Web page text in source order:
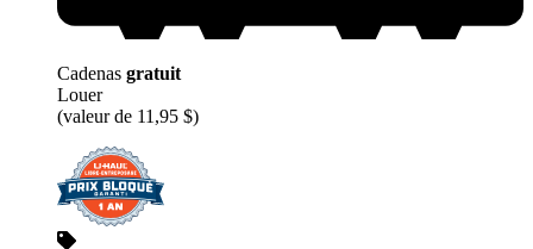
Cadenas gratuit
Louer
(valeur de 11,95 $)